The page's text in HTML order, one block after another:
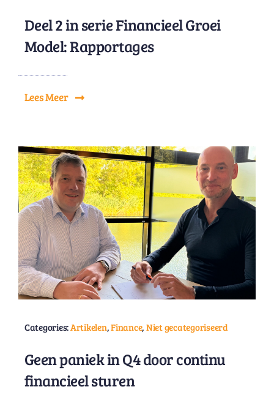
Deel 2 in serie Financieel Groei
Model: Rapportages
Lees Meer
Categories:Artikelen,Finance, Niet gecategoriseerd
Geen paniek in Q4 door continu
financieel sturen